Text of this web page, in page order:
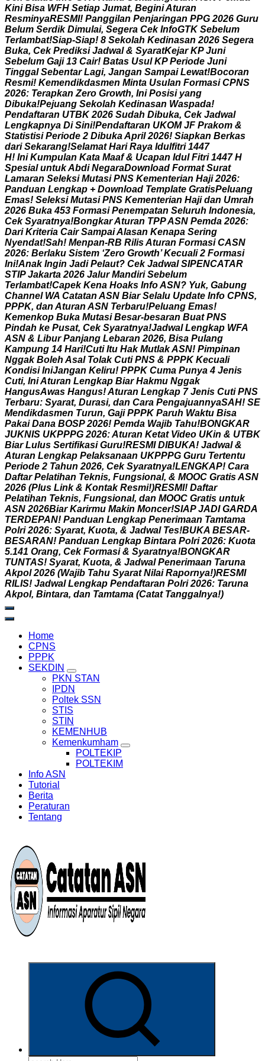
Kini Bisa WFH Setiap Jumat, BeginiAturan
ResminyaRESMI! Panggilan Penjaringan PPG 2026 Guru
Belum Serdik Dimulai, Segera Cek InfoGTK Sebelum
Terlambat!Siap-Siap! 8 Sekolah Kedinasan 2026 Segera
Buka, Cek Prediksi Jadwal & SyaratKejar KP Juni
Sebelum Gaji 13 Cair! Batas Usul KP Periode Juni
Tinggal Sebentar Lagi, Jangan Sampai Lewat!Bocoran
Resmi! Kemendikdasmen Minta Usulan Formasi CPNS
2026: Terapkan Zero Growth, Ini Posisi yang
Dibuka!Pejuang Sekolah Kedinasan Waspada!
Pendaftaran UTBK 2026 Sudah Dibuka, Cek Jadwal
Lengkapnya Di Sini!Pendaftaran UKOM JF Prakom &
Statistisi Periode 2 DibukaApril 2026! Siapkan Berkas
dari Sekarang!Selamat Hari Raya Idulfitri 1447
H! Ini Kumpulan Kata Maaf & Ucapan Idul Fitri 1447 H
Spesial untukAbdi NegaraDownload Format Surat
Lamaran Seleksi Mutasi PNS Kementerian Haji 2026:
Panduan Lengkap + Download Template GratisPeluang
Emas! Seleksi Mutasi PNS Kementerian Haji dan Umrah
2026 Buka 453 Formasi Penempatan Seluruh Indonesia,
Cek Syaratnya!BongkarAturan TPPASN Pemda 2026:
Dari Kriteria Cair SampaiAlasan Kenapa Sering
Nyendat!Sah! Menpan-RB RilisAturan Formasi CASN
2026: Berlaku Sistem ‘Zero Growth’ Kecuali 2 Formasi
Ini!Anak Ingin Jadi Pelaut? Cek Jadwal SIPENCATAR
STIP Jakarta 2026 Jalur Mandiri Sebelum
Terlambat!Capek Kena Hoaks InfoASN? Yuk, Gabung
Channel WA Catatan ASN Biar Selalu Update Info CPNS,
PPPK, dan Aturan ASN Terbaru!Peluang Emas!
Kemenkop Buka Mutasi Besar-besaran Buat PNS
Pindah ke Pusat, Cek Syaratnya!Jadwal Lengkap WFA
ASN & Libur Panjang Lebaran 2026, Bisa Pulang
Kampung 14 Hari!Cuti Itu Hak MutlakASN! Pimpinan
Nggak Boleh Asal Tolak Cuti PNS & PPPK Kecuali
Kondisi IniJangan Keliru! PPPK Cuma Punya 4 Jenis
Cuti, IniAturan Lengkap Biar Hakmu Nggak
HangusAwas Hangus!Aturan Lengkap 7 Jenis Cuti PNS
Terbaru: Syarat, Durasi, dan Cara PengajuannyaSAH! SE
Mendikdasmen Turun, Gaji PPPK Paruh Waktu Bisa
Pakai Dana BOSP 2026! Pemda Wajib Tahu!BONGKAR
JUKNIS UKPPPG 2026:Aturan Ketat Video UKin & UTBK
Biar Lulus Sertifikasi Guru!RESMI DIBUKA! Jadwal &
Aturan Lengkap Pelaksanaan UKPPPG Guru Tertentu
Periode 2 Tahun 2026, Cek Syaratnya!LENGKAP! Cara
Daftar Pelatihan Teknis, Fungsional, & MOOC GratisASN
2026 (Plus Link & Kontak Resmi!)RESMI! Daftar
Pelatihan Teknis, Fungsional, dan MOOC Gratis untuk
ASN 2026Biar Karirmu Makin Moncer!SIAP JADI GARDA
TERDEPAN! Panduan Lengkap Penerimaan Tamtama
Polri 2026: Syarat, Kuota, & Jadwal Tes!BUKA BESAR-
BESARAN! Panduan Lengkap Bintara Polri 2026: Kuota
5.141 Orang, Cek Formasi & Syaratnya!BONGKAR
TUNTAS! Syarat, Kuota, & Jadwal Penerimaan Taruna
Akpol 2026 (Wajib Tahu Syarat Nilai Rapornya!)RESMI
RILIS! Jadwal Lengkap Pendaftaran Polri 2026: Taruna
Akpol, Bintara, dan Tamtama (Catat Tanggalnya!)
Home
CPNS
PPPK
SEKDIN
PKN STAN
IPDN
Poltek SSN
STIS
STIN
KEMENHUB
Kemenkumham
POLTEKIP
POLTEKIM
Info ASN
Tutorial
Berita
Peraturan
Tentang